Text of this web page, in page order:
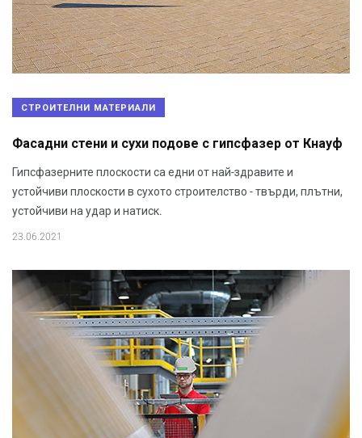
СТРОИТЕЛНИ МАТЕРИАЛИ
Фасадни стени и сухи подове с гипсфазер от Кнауф
Гипсфазерните плоскости са едни от най-здравите и
устойчиви плоскости в сухото строителство - твърди, плътни,
устойчиви на удар и натиск.
23.06.2021